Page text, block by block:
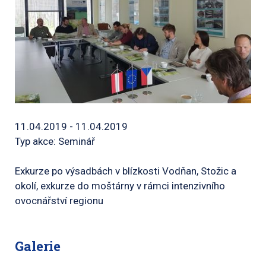
11.04.2019 - 11.04.2019
Typ akce: Seminář
Exkurze po výsadbách v blízkosti Vodňan, Stožic a
okolí, exkurze do moštárny v rámci intenzivního
ovocnářství regionu
Galerie